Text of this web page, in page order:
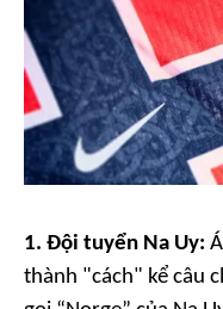
1. Đội tuyển Na Uy:
thành "cách" kể câu